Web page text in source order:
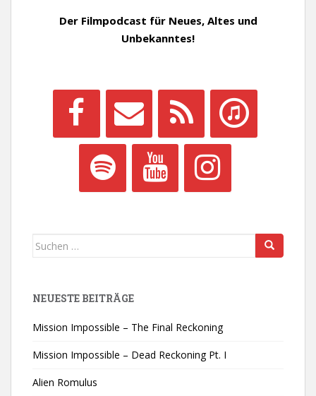
Der Filmpodcast für Neues, Altes und
Unbekanntes!
Suchen
NEUESTE BEITRÄGE
Mission Impossible – The Final Reckoning
Mission Impossible – Dead Reckoning Pt. I
Alien Romulus